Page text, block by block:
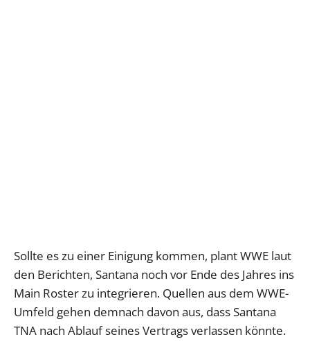
Sollte es zu einer Einigung kommen, plant WWE laut
den Berichten, Santana noch vor Ende des Jahres ins
Main Roster zu integrieren. Quellen aus dem WWE-
Umfeld gehen demnach davon aus, dass Santana
TNA nach Ablauf seines Vertrags verlassen könnte.